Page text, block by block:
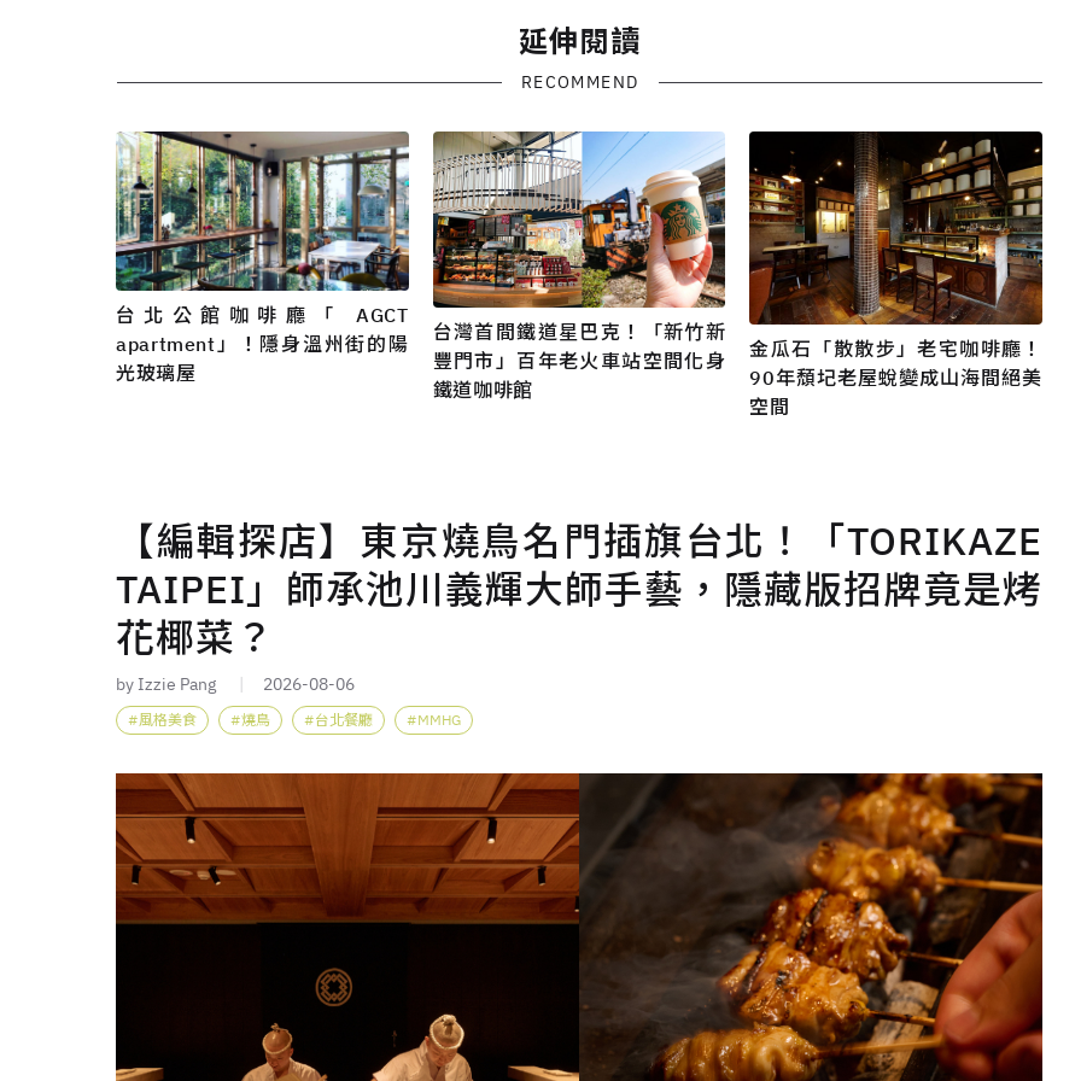
延伸閱讀
RECOMMEND
台北公館咖啡廳「 AGCT
apartment」！隱身溫州街的陽
光玻璃屋
台灣首間鐵道星巴克！「新竹新
豐門市」百年老火車站空間化身
鐵道咖啡館
金瓜石「散散步」老宅咖啡廳！
90年頹圮老屋蛻變成山海間絕美
空間
【編輯探店】東京燒鳥名門插旗台北！「TORIKAZE
TAIPEI」師承池川義輝大師手藝，隱藏版招牌竟是烤
花椰菜？
by Izzie Pang 2026-08-06
風格美食 燒鳥 台北餐廳 MMHG